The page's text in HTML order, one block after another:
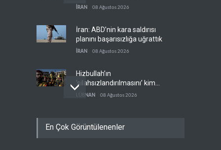
sona erdiriyor
İRAN 08 Ağustos 2026
İran: ABD’nin kara saldırısı
planını başarısızlığa uğrattık
İRAN 08 Ağustos 2026
Hizbullah’ın
‘silahsızlandırılmasını’ kim
denetleyecek?
LÜBNAN 08 Ağustos 2026
ganimeti’ yanıtı: Önce savaşı
En Çok Görüntülenenler